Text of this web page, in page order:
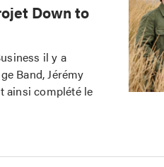
Down to
il y a
Band, Jérémy
ainsi complété le